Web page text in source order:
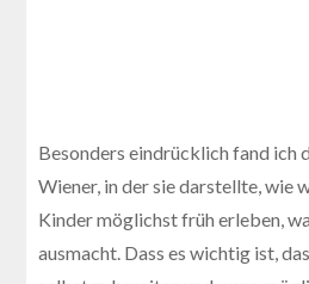
Besonders eindrücklich fand ich
Wiener, in der sie darstellte, wie
Kinder möglichst früh erleben,
ausmacht. Dass es wichtig ist,